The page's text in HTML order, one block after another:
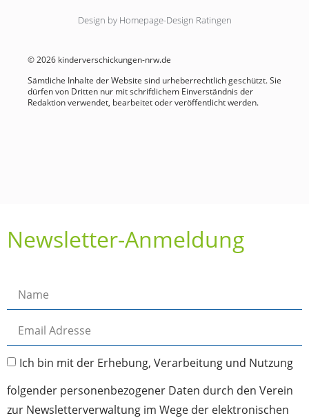
Design by Homepage-Design Ratingen
© 2026 kinderverschickungen-nrw.de
Sämtliche Inhalte der Website sind urheberrechtlich geschützt. Sie
dürfen von Dritten nur mit schriftlichem Einverständnis der
Redaktion verwendet, bearbeitet oder veröffentlicht werden.
Newsletter-Anmeldung
Ich bin mit der Erhebung, Verarbeitung und Nutzung
folgender personenbezogener Daten durch den Verein
zur Newsletterverwaltung im Wege der elektronischen